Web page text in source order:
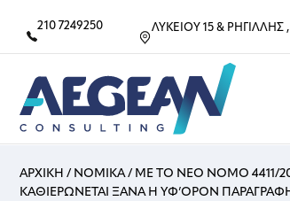
210 7249250 ΛΥΚΕΙΟΥ 15 & ΡΗΓΙΛΛΗΣ
ΑΡΧΙΚΗ / ΝΟΜΙΚΑ/ ΜΕ ΤΟ ΝΕΟ ΝΟΜΟ 4411/
ΚΑΘΙΕΡΩΝΕΤΑΙ ΞΑΝΑ Η ΥΦ’ΟΡΟΝ